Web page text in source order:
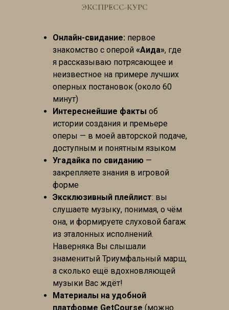
Онлайн-свидание: первое
знакомство с оперой «Аида», где
я рассказываю потрясающее и
неизвестное на примере лучших
оперных постановок (около 60
минут)
Интереснейшие факты об
истории создания и премьере
оперы — в моей авторской подаче,
доступным и понятным языком
Угадайка по свиданию —
закрепляете знания в игровой
форме
Эксклюзивный плейлист: вы
слушаете музыку, понимая, о чём
она, и формируете слуховой багаж
из эталонных исполнений.
Наверняка Вы слышали
знаменитый Триумфальный марш,
а сколько ещё вдохновляющей
музыки Вас ждёт!
Материалы на удобной
платформе GetCourse (можно
ЭКСПРЕСС-КУРС